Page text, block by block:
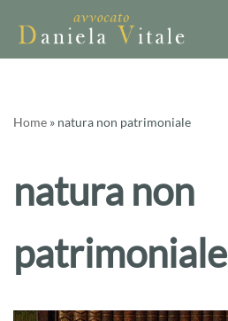
Vai
Home » natura non patrimoniale
natura non
patrimoniale